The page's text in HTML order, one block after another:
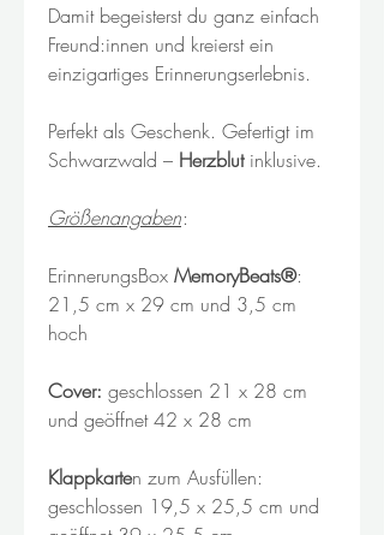
Damit begeisterst du ganz einfach
Freund:innen und kreierst ein
einzigartiges Erinnerungserlebnis.
Perfekt als Geschenk. Gefertigt im
Schwarzwald – Herzblutinklusive.
Größenangaben:
ErinnerungsBox MemoryBeats®:
21,5 cm x 29 cm und 3,5 cm
hoch
Cover: geschlossen 21 x 28 cm
und geöffnet 42 x 28 cm
Klappkarten zum Ausfüllen:
geschlossen 19,5 x 25,5 cm und